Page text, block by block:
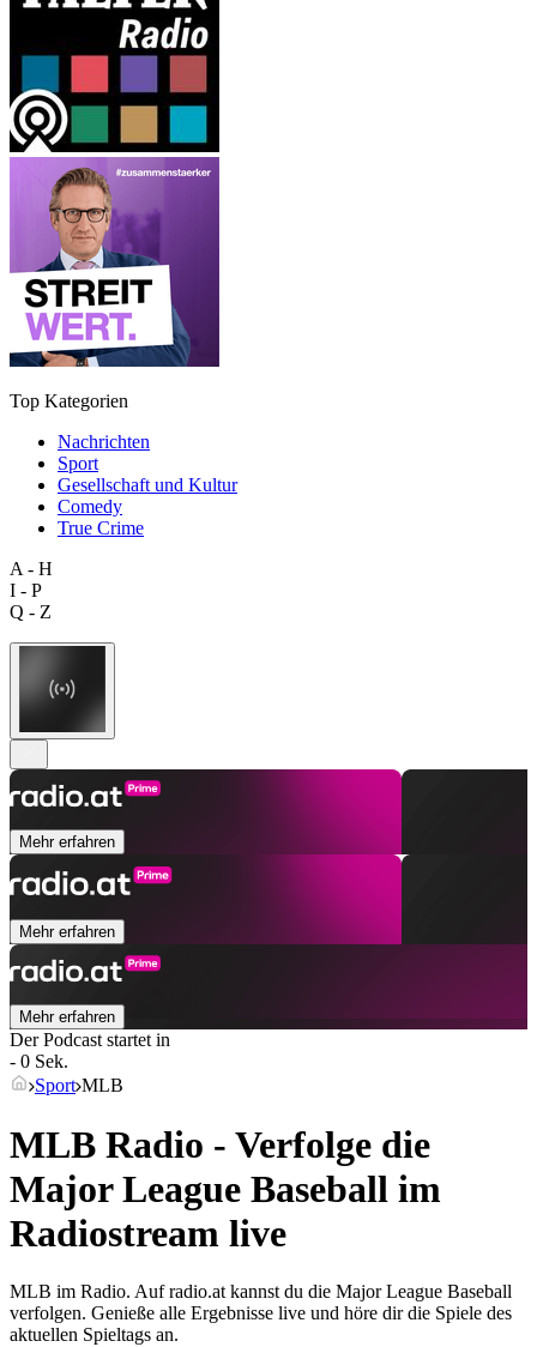
Top Kategorien
Nachrichten
Sport
Gesellschaft und Kultur
Comedy
True Crime
A - H
I - P
Q - Z
Mehr erfahren
Mehr erfahren
Mehr erfahren
Der Podcast startet in
- 0 Sek.
Sport MLB
MLB Radio - Verfolge die
Major League Baseball im
Radiostream live
MLB im Radio. Auf radio.at kannst du die Major League Baseball
verfolgen. Genieße alle Ergebnisse live und höre dir die Spiele des
aktuellen Spieltags an.